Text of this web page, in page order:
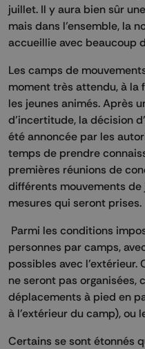
juillet. Il y aura bien sûr
mais dans l’ensemble, la
accueillie avec beaucoup
Les camps de
moment très attendu, à la
les jeunes animés. Après
d’incertitude, la décision
été annoncée par les
temps de prendre
premières réunions de
différents mouvements de
mesures qui seront prises.
Parmi les conditions
personnes par camps,
possibles avec
ne seront pas organisées,
déplacements à pied en
à l'extérieur du camp), ou
Certains se sont étonnés